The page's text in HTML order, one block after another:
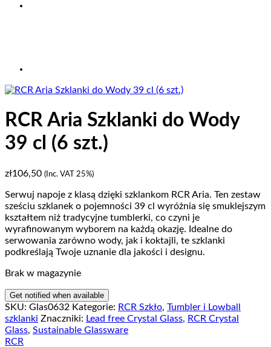
RCR Aria Szklanki do Wody
39 cl (6 szt.)
zł106,50 (Inc. VAT 25%)
Serwuj napoje z klasą dzięki szklankom RCR Aria. Ten zestaw
sześciu szklanek o pojemności 39 cl wyróżnia się smuklejszym
kształtem niż tradycyjne tumblerki, co czyni je
wyrafinowanym wyborem na każdą okazję. Idealne do
serwowania zarówno wody, jak i koktajli, te szklanki
podkreślają Twoje uznanie dla jakości i designu.
Brak w magazynie
SKU: Glas0632 Kategorie: RCR Szkło, Tumbler i Lowball
szklanki Znaczniki: Lead free Crystal Glass, RCR Crystal
Glass, Sustainable Glassware
RCR